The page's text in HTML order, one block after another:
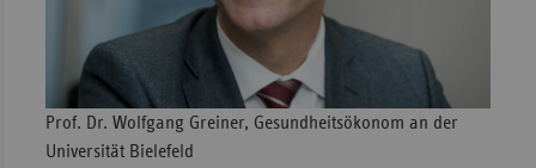
Prof. Dr. Wolfgang Greiner, Gesundheitsökonom an der
Universität Bielefeld